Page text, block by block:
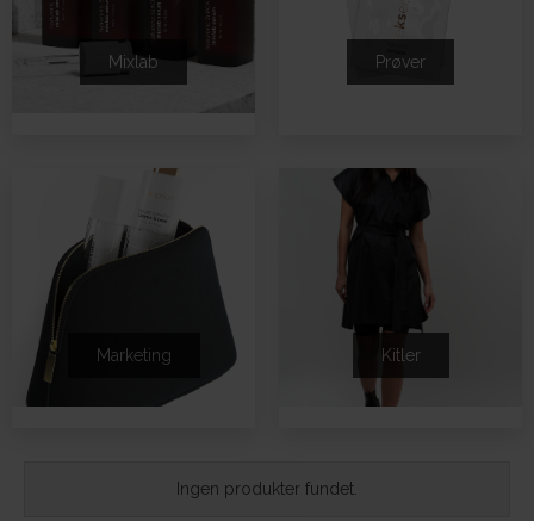
Mixlab Prøver
Marketing Kitler
Ingen produkter fundet.